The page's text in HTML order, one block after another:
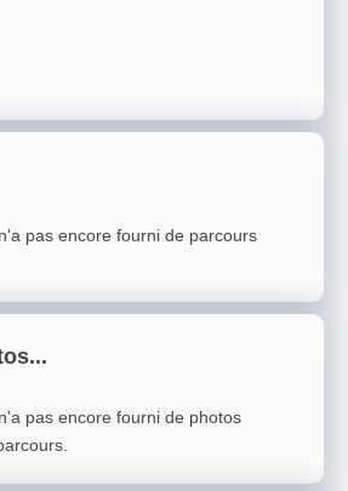
pas encore fourni de parcours
pas encore fourni de photos